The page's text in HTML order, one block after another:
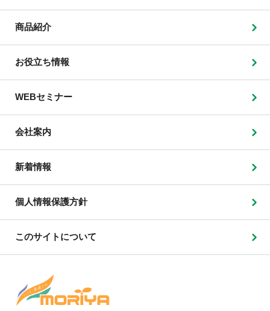
商品紹介
お役立ち情報
WEBセミナー
会社案内
新着情報
個人情報保護方針
このサイトについて